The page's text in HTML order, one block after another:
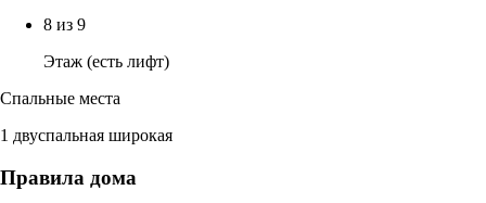
8 из 9
Этаж (есть лифт)
Спальные места
1 двуспальная широкая
Правила дома